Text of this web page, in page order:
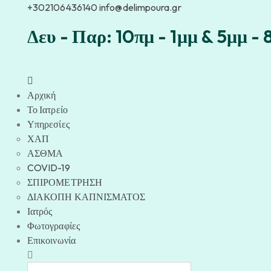
+302106436140 info@delimpoura.gr
Δευ - Παρ: 10πμ - 1μμ & 5μμ -
Αρχική
Το Ιατρείο
Υπηρεσίες
ΧΑΠ
ΑΣΘΜΑ
COVID-19
ΣΠΙΡΟΜΕΤΡΗΣΗ
ΔΙΑΚΟΠΗ ΚΑΠΝΙΣΜΑΤΟΣ
Ιατρός
Φωτογραφίες
Επικοινωνία